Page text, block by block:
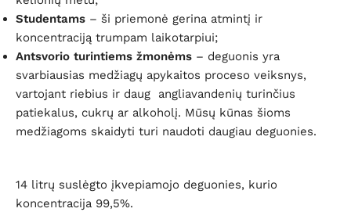
Studentams – ši priemonė gerina atmintį ir
koncentraciją trumpam laikotarpiui;
Antsvorio turintiems žmonėms – deguonis yra
svarbiausias medžiagų apykaitos proceso veiksnys,
vartojant riebius ir daug angliavandenių turinčius
patiekalus, cukrų ar alkoholį. Mūsų kūnas šioms
medžiagoms skaidyti turi naudoti daugiau deguonies.
14 litrų suslėgto įkvepiamojo deguonies, kurio
koncentracija 99,5%.